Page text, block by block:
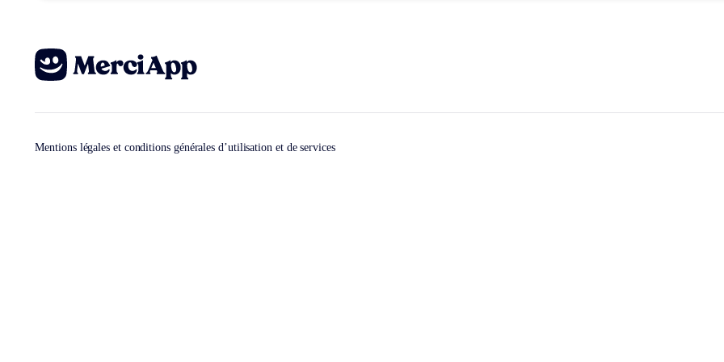
Mentions légales et conditions générales d’utilisation et de services